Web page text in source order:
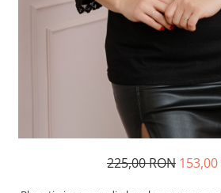
225,00 RON 153,00